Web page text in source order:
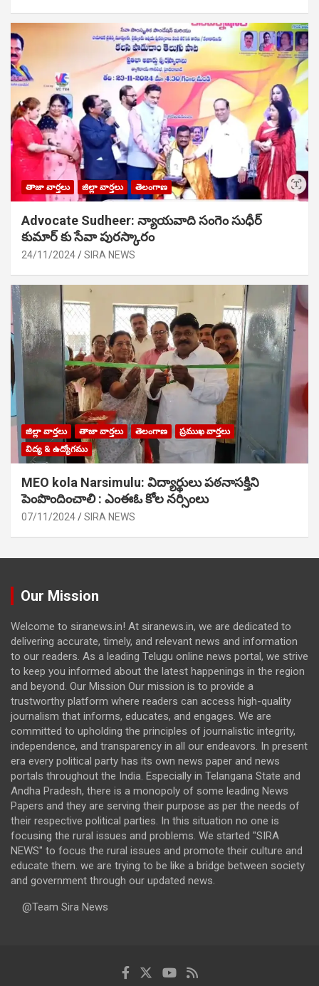
తాజా వార్తలు జిల్లా వార్తలు తెలంగాణ
Advocate Sudheer: న్యాయవాది సంగెం సుధీర్
కుమార్ కు సేవా పురస్కారం
24/11/2024 SIRA NEWS
జిల్లా వార్తలు తాజా వార్తలు తెలంగాణ
ప్రముఖ వార్తలు
విద్య & ఉద్యోగము
MEO kola Narsimulu: విద్యార్థులు పఠ‌నాసక్తిని
పెంపొందించాలి : ఎంఈఓ కోల నర్సింలు
07/11/2024 SIRA NEWS
Our Mission
Welcome to siranews.in! At siranews.in, we are dedicated to
delivering accurate, timely, and relevant news and information
to our readers. As a leading Telugu online news portal, we strive
to keep you informed about the latest happenings in the region
and beyond. Our Mission Our mission is to provide a
trustworthy platform where readers can access high-quality
journalism that informs, educates, and engages. We are
committed to upholding the principles of journalistic integrity,
independence, and transparency in all our endeavors. In present
era every political party has its own news paper and news
portals throughout the India. Especially in Telangana State and
Andha Pradesh, there is a monopoly of some leading News
Papers and they are serving their purpose as per the needs of
their respective political parties. In this situation no one is
focusing the rural issues and problems. We started "SIRA
NEWS" to focus the rural issues and promote their culture and
educate them. we are trying to be like a bridge between society
and government through our updated news.
@Team Sira News